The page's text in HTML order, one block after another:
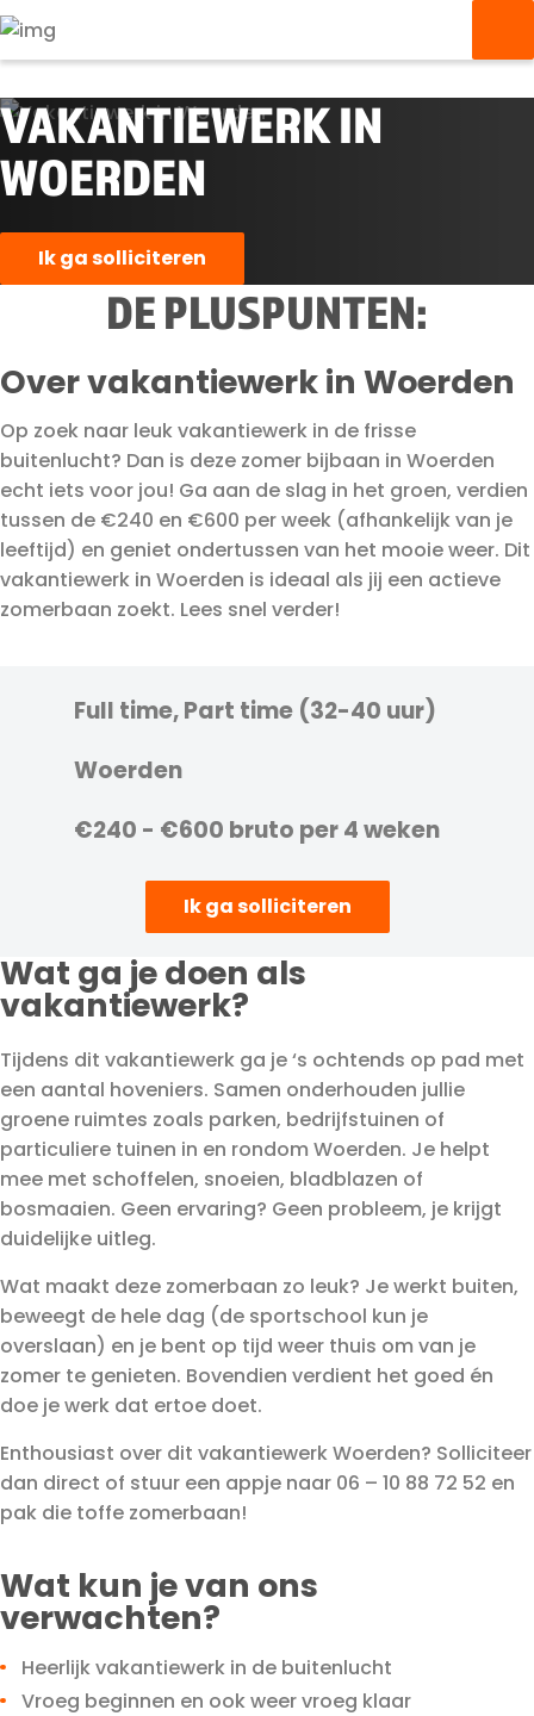
VAKANTIEWERK IN
WOERDEN
Ik ga solliciteren
DE PLUSPUNTEN:
Over vakantiewerk in Woerden
Op zoek naar leuk vakantiewerk in de frisse
buitenlucht? Dan is deze zomer bijbaan in Woerden
echt iets voor jou! Ga aan de slag in het groen, verdien
tussen de €240 en €600 per week (afhankelijk van je
leeftijd) en geniet ondertussen van het mooie weer. Dit
vakantiewerk in Woerden is ideaal als jij een actieve
zomerbaan zoekt. Lees snel verder!
Full time, Part time (32-40 uur)
Woerden
€240 - €600 bruto per 4 weken
Ik ga solliciteren
Wat ga je doen als
vakantiewerk?
Tijdens dit vakantiewerk ga je ‘s ochtends op pad met
een aantal hoveniers. Samen onderhouden jullie
groene ruimtes zoals parken, bedrijfstuinen of
particuliere tuinen in en rondom Woerden. Je helpt
mee met schoffelen, snoeien, bladblazen of
bosmaaien. Geen ervaring? Geen probleem, je krijgt
duidelijke uitleg.
Wat maakt deze zomerbaan zo leuk? Je werkt buiten,
beweegt de hele dag (de sportschool kun je
overslaan) en je bent op tijd weer thuis om van je
zomer te genieten. Bovendien verdient het goed én
doe je werk dat ertoe doet.
Enthousiast over dit vakantiewerk Woerden? Solliciteer
dan direct of stuur een appje naar 06 – 10 88 72 52 en
pak die toffe zomerbaan!
Wat kun je van ons
verwachten?
Heerlijk vakantiewerk in de buitenlucht
Vroeg beginnen en ook weer vroeg klaar